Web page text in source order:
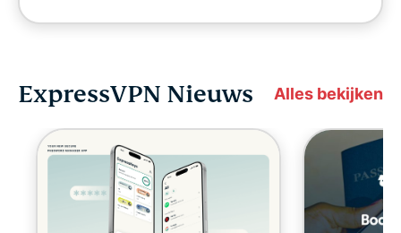
ExpressVPN Nieuws Alles bekijken